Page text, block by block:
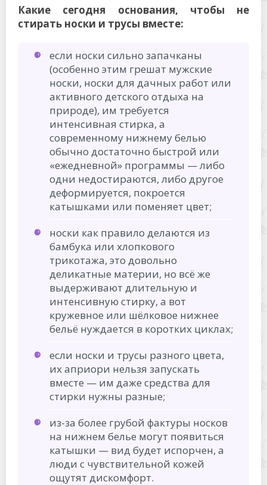
Какие сегодня основания, чтобы не
стирать носки и трусы вместе:
если носки сильно запачканы
(особенно этим грешат мужские
носки, носки для дачных работ или
активного детского отдыха на
природе), им требуется
интенсивная стирка, а
современному нижнему белью
обычно достаточно быстрой или
«ежедневной» программы — либо
одни недостираются, либо другое
деформируется, покроется
катышками или поменяет цвет;
носки как правило делаются из
бамбука или хлопкового
трикотажа, это довольно
деликатные материи, но всё же
выдерживают длительную и
интенсивную стирку, а вот
кружевное или шёлковое нижнее
бельё нуждается в коротких циклах;
если носки и трусы разного цвета,
их априори нельзя запускать
вместе — им даже средства для
стирки нужны разные;
из-за более грубой фактуры носков
на нижнем белье могут появиться
катышки — вид будет испорчен, а
люди с чувствительной кожей
ощутят дискомфорт.